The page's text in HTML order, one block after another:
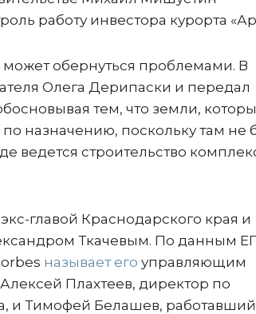
работу инвестора курорта
обернуться проблемами. В
Олега Дерипаски и передал
тем, что земли,
назначению, поскольку там не
ведется строительство
главой Краснодарского края и
Ткачевым. По данным
называет его управляющим
Плахтеев, директор по
и Тимофей Белашев, работавший